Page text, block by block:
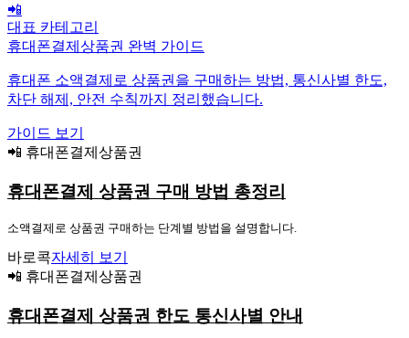
📲
대표 카테고리
휴대폰결제상품권 완벽 가이드
휴대폰 소액결제로 상품권을 구매하는 방법, 통신사별 한도,
차단 해제, 안전 수칙까지 정리했습니다.
가이드 보기
📲 휴대폰결제상품권
휴대폰결제 상품권 구매 방법 총정리
소액결제로 상품권 구매하는 단계별 방법을 설명합니다.
바로콕자세히 보기
📲 휴대폰결제상품권
휴대폰결제 상품권 한도 통신사별 안내